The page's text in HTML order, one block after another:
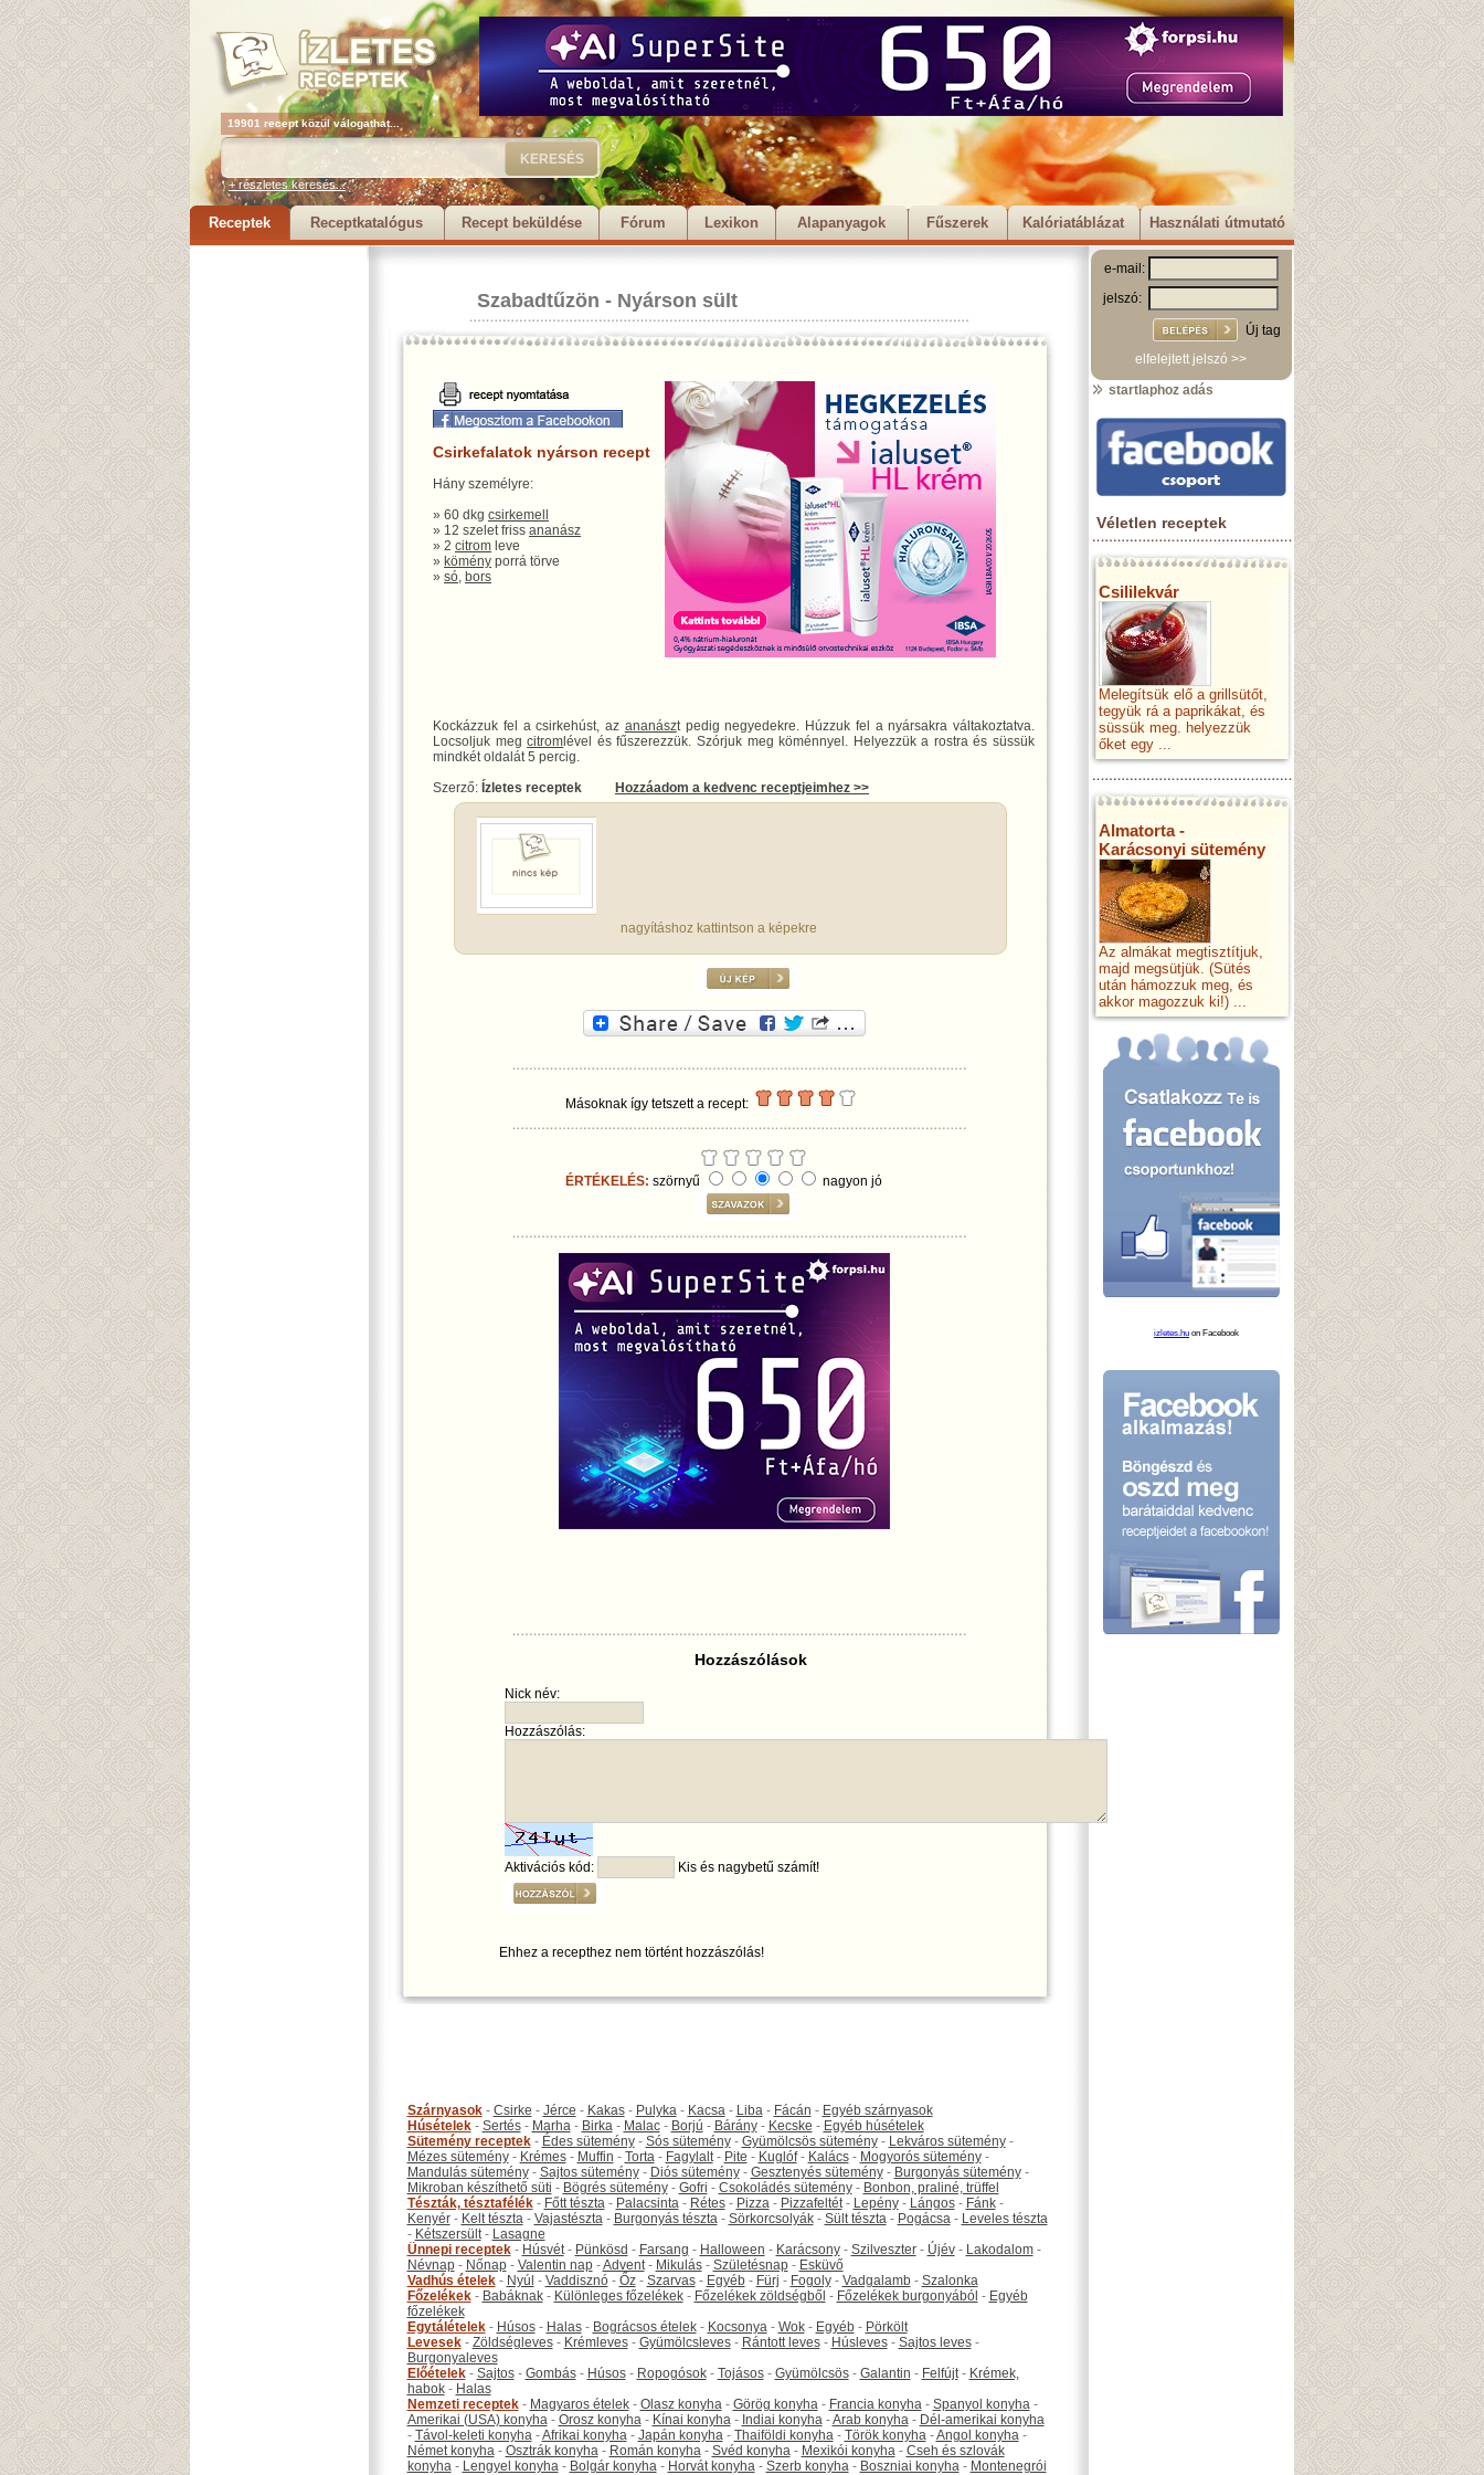
19901 recept közül válogathat...
+ részletes keresés...
Receptek Receptkatalógus Recept beküldése Fórum Lexikon Alapanyagok Fűszerek Kalóriatáblázat Használati útmutató
Szabadtűzön - Nyárson sült
Csirkefalatok nyárson recept
Hány személyre:
» 60 dkg csirkemell
» 12 szelet friss ananász
» 2 citrom leve
» kömény porrá törve
» só, bors
Kockázzuk fel a csirkehúst, az ananászt pedig negyedekre. Húzzuk fel a nyársakra váltakoztatva.
Locsoljuk megcitrom lével és fűszerezzük. Szórjuk meg köménnyel. Helyezzük a rostra és süssük
mindkét oldalát 5 percig.
Szerző: Ízletes receptek Hozzáadom a kedvenc receptjeimhez >>
nagyításhoz kattintson a képekre
Másoknak így tetszett a recept:
ÉRTÉKELÉS: szörnyű nagyon jó
Hozzászólások
Nick név:
Hozzászólás:
Aktivációs kód: Kis és nagybetű számít!
Ehhez a recepthez nem történt hozzászólás!
Szárnyasok- Csirke - Jérce - Kakas- Pulyka- Kacsa- Liba- Fácán - Egyéb szárnyasok
Húsételek- Sertés- Marha- Birka- Malac- Borjú - Bárány- Kecske - Egyéb húsételek
Sütemény receptek- Édes sütemény- Sós sütemény- Gyümölcsös sütemény- Lekváros sütemény-
Mézes sütemény- Krémes- Muffin - Torta- Fagylalt- Pite - Kuglóf- Kalács- Mogyorós sütemény-
Mandulás sütemény- Sajtos sütemény- Diós sütemény- Gesztenyés sütemény- Burgonyás sütemény-
Mikroban készíthető süti - Bögrés sütemény- Gofri - Csokoládés sütemény- Bonbon, praliné, trüffel
Tészták, tésztafélék- Főtt tészta- Palacsinta- Rétes- Pizza- Pizzafeltét- Lepény- Lángos- Fánk-
Kenyér- Kelt tészta- Vajastészta- Burgonyás tészta- Sörkorcsolyák- Sült tészta- Pogácsa- Leveles tészta
- Kétszersült- Lasagne
Ünnepi receptek- Húsvét- Pünkösd - Farsang - Halloween - Karácsony- Szilveszter- Újév- Lakodalom-
Névnap- Nőnap- Valentin nap-Advent- Mikulás- Születésnap- Esküvő
Vadhús ételek- Nyúl - Vaddisznó- Őz- Szarvas- Egyéb- Fürj - Fogoly- Vadgalamb- Szalonka
Főzelékek- Babáknak- Különleges főzelékek- Főzelékek zöldségből - Főzelékek burgonyából - Egyéb
főzelékek
Egytálételek- Húsos- Halas- Bográcsos ételek- Kocsonya- Wok- Egyéb- Pörkölt
Levesek- Zöldségleves- Krémleves- Gyümölcsleves- Rántott leves- Húsleves- Sajtos leves-
Burgonyaleves
Előételek- Sajtos- Gombás- Húsos- Ropogósok- Tojásos- Gyümölcsös- Galantin - Felfújt- Krémek,
habok- Halas
Nemzeti receptek- Magyaros ételek- Olasz konyha- Görög konyha- Francia konyha- Spanyol konyha-
Amerikai (USA) konyha- Orosz konyha- Kínai konyha- Indiai konyha-Arab konyha- Dél-amerikai konyha
- Távol-keleti konyha-Afrikai konyha- Japán konyha- Thaiföldi konyha- Török konyha-Angol konyha-
Német konyha- Osztrák konyha- Román konyha- Svéd konyha- Mexikói konyha- Cseh és szlovák
konyha- Lengyel konyha- Bolgár konyha- Horvát konyha- Szerb konyha- Boszniai konyha- Montenegrói
e-mail:
jelszó:
Új tag
elfelejtett jelszó >>
startlaphoz adás
Véletlen receptek
Csililekvár
Melegítsük elő a grillsütőt,
tegyük rá a paprikákat, és
süssük meg. helyezzük
őket egy ...
Almatorta -
Karácsonyi sütemény
Az almákat megtisztítjuk,
majd megsütjük. (Sütés
után hámozzuk meg, és
akkor magozzuk ki!) ...
izletes.hu on Facebook